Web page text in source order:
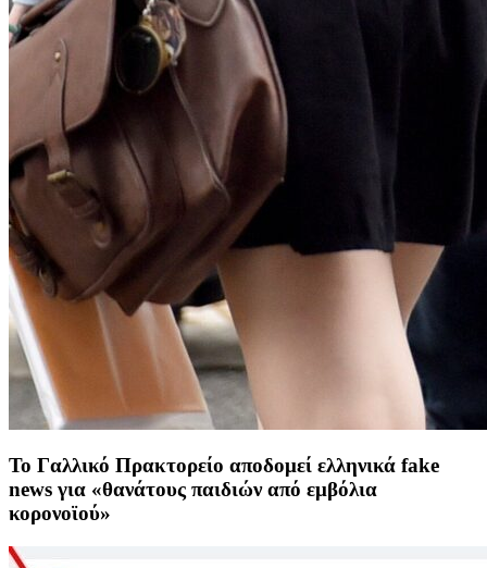
Το Γαλλικό Πρακτορείο αποδομεί ελληνικά fake
news για «θανάτους παιδιών από εμβόλια
κορονοϊού»